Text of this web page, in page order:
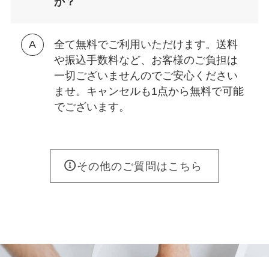
全て無料でご利用いただけます。送料
や振込手数料など、お客様のご負担は
一切ございませんのでご安心ください
ませ。キャンセルも1点から無料で可能
でございます。
その他のご質問はこちら